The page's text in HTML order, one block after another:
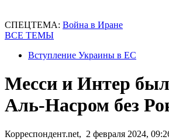
СПЕЦТЕМА: Война в Иране
ВСЕ ТЕМЫ
Вступление Украины в ЕС
Месси и Интер
Аль-Насром без
Корреспондент.net, 2 февраля 2024,